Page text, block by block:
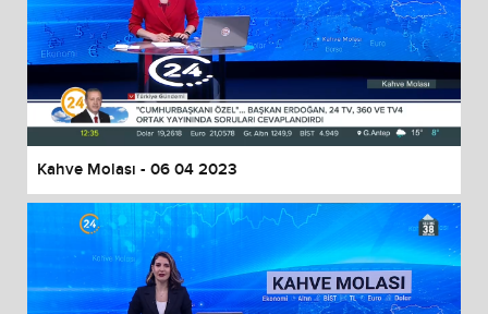
Kahve Molası - 06 04 2023